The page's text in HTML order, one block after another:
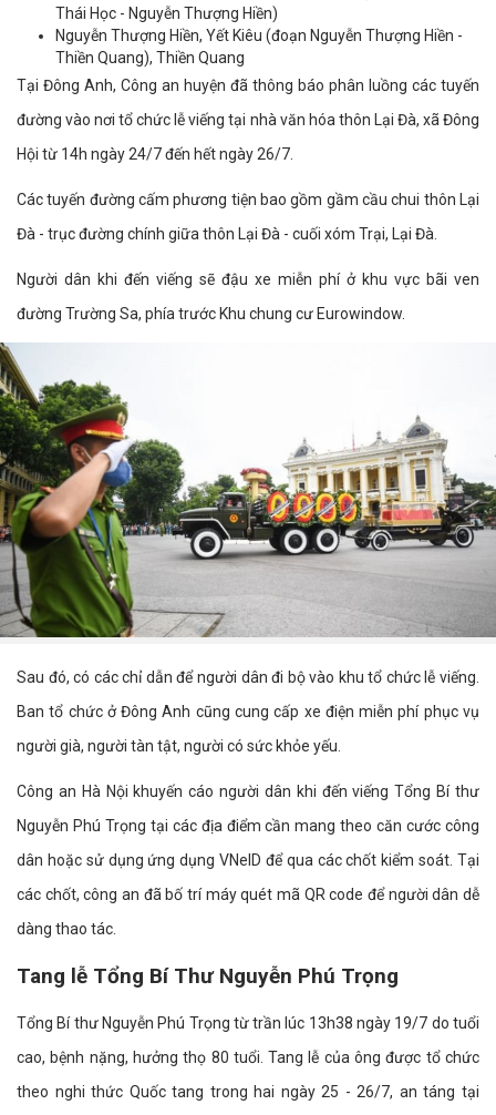
Thái Học - Nguyễn Thượng Hiền)
Nguyễn Thượng Hiền, Yết Kiêu (đoạn Nguyễn Thượng Hiền -
Thiền Quang), Thiền Quang
Tại Đông Anh, Công an huyện đã thông báo phân luồng các tuyến
đường vào nơi tổ chức lễ viếng tại nhà văn hóa thôn Lại Đà, xã Đông
Hội từ 14h ngày 24/7 đến hết ngày 26/7.
Các tuyến đường cấm phương tiện bao gồm gầm cầu chui thôn Lại
Đà - trục đường chính giữa thôn Lại Đà - cuối xóm Trại, Lại Đà.
Người dân khi đến viếng sẽ đậu xe miễn phí ở khu vực bãi ven
đường Trường Sa, phía trước Khu chung cư Eurowindow.
Sau đó, có các chỉ dẫn để người dân đi bộ vào khu tổ chức lễ viếng.
Ban tổ chức ở Đông Anh cũng cung cấp xe điện miễn phí phục vụ
người già, người tàn tật, người có sức khỏe yếu.
Công an Hà Nội khuyến cáo người dân khi đến viếng Tổng Bí thư
Nguyễn Phú Trọng tại các địa điểm cần mang theo căn cước công
dân hoặc sử dụng ứng dụng VNeID để qua các chốt kiểm soát. Tại
các chốt, công an đã bố trí máy quét mã QR code để người dân dễ
dàng thao tác.
Tang lễ Tổng Bí Thư Nguyễn Phú Trọng
Tổng Bí thư Nguyễn Phú Trọng từ trần lúc 13h38 ngày 19/7 do tuổi
cao, bệnh nặng, hưởng thọ 80 tuổi. Tang lễ của ông được tổ chức
theo nghi thức Quốc tang trong hai ngày 25 - 26/7, an táng tại